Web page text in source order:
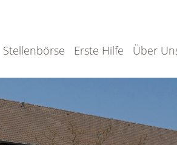
Stellenbörse Erste Hilfe Über